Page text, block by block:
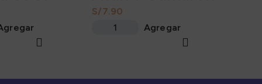
85Gr
S/
Agregar